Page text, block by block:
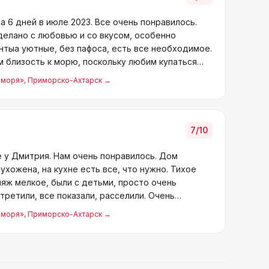
6 дней в июле 2023. Все очень понравилось.
с любовью и со вкусом, особенно
уютные, без пафоса, есть все необходимое.
к морю, поскольку любим купаться
, Приморско-Ахтарск →
7/10
у Дмитрия. Нам очень понравилось. Дом
на кухне есть все, что нужно. Тихое
мелкое, были с детьми, просто очень
все показали, расселили. Очень
, Приморско-Ахтарск →